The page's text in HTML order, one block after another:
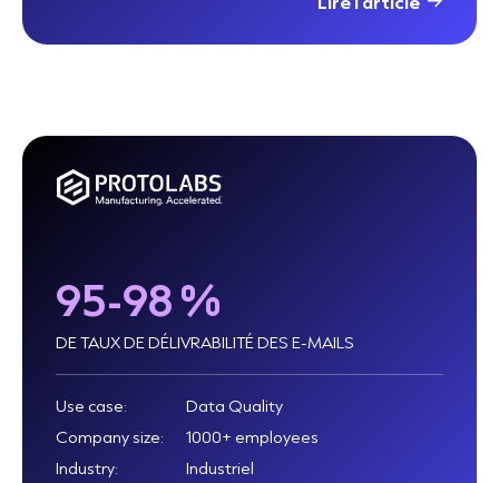
95-98 %
DE TAUX DE DÉLIVRABILITÉ DES E-MAILS
Use case:
Data Quality
Company size:
1000+ employees
Industry:
Industriel